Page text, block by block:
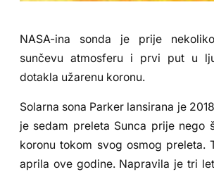
NASA-ina sonda je prije
sunčevu atmosferu i prvi put u
dotakla užarenu koronu.
Solarna sona Parker lansirana je
je sedam preleta Sunca prije nego
koronu tokom svog osmog preleta.
aprila ove godine. Napravila je tri